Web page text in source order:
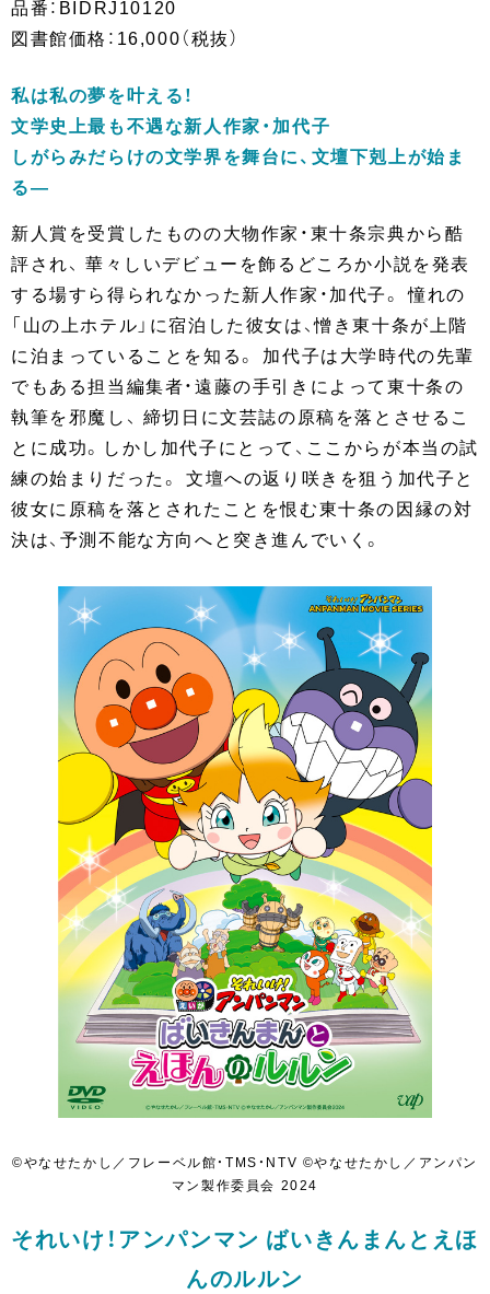
品番：BIDRJ10120
図書館価格：16,000（税抜）
私は私の夢を叶える！
文学史上最も不遇な新人作家・加代子
しがらみだらけの文学界を舞台に、文壇下剋上が始ま
る―
新人賞を受賞したものの大物作家・東十条宗典から酷
評され、 華々しいデビューを飾るどころか小説を発表
する場すら得られなかった新人作家・加代子。 憧れの
「山の上ホテル」に宿泊した彼女は、憎き東十条が上階
に泊まっていることを知る。 加代子は大学時代の先輩
でもある担当編集者・遠藤の手引きによって東十条の
執筆を邪魔し、 締切日に文芸誌の原稿を落とさせるこ
とに成功。しかし加代子にとって、ここからが本当の試
練の始まりだった。 文壇への返り咲きを狙う加代子と
彼女に原稿を落とされたことを恨む東十条の因縁の対
決は、予測不能な方向へと突き進んでいく。
©やなせたかし／フレーベル館・TMS・NTV ©やなせたかし／アンパン
マン製作委員会 2024
それいけ！アンパンマン ばいきんまんとえほ
んのルルン